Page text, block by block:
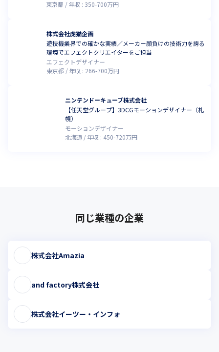
東京都
年収 : 350-700万円
株式会社虎猫企画
遊技機業界での確かな実績／メーカー顔負けの技術力を誇る
環境でエフェクトクリエイターをご担当
エフェクトデザイナー
東京都
年収 : 266-700万円
ニンテンドーキューブ株式会社
【任天堂グループ】3DCGモーションデザイナー（札
幌）
モーションデザイナー
北海道
年収 : 450-720万円
同じ業種の企業
株式会社Amazia
and factory株式会社
株式会社イーツー・インフォ